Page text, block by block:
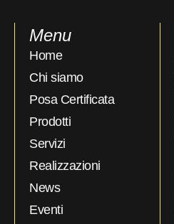
Menu
Home
Chi siamo
Posa Certificata
Prodotti
Servizi
Realizzazioni
News
Eventi